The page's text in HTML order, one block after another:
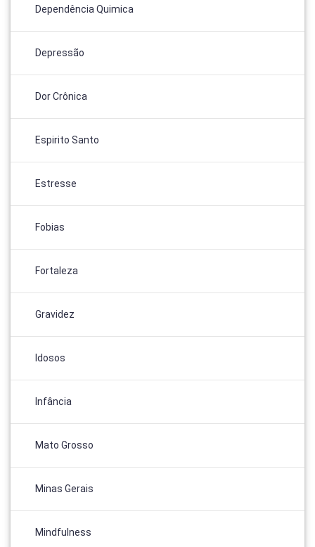
Dependência Quimica
Depressão
Dor Crônica
Espirito Santo
Estresse
Fobias
Fortaleza
Gravidez
Idosos
Infância
Mato Grosso
Minas Gerais
Mindfulness